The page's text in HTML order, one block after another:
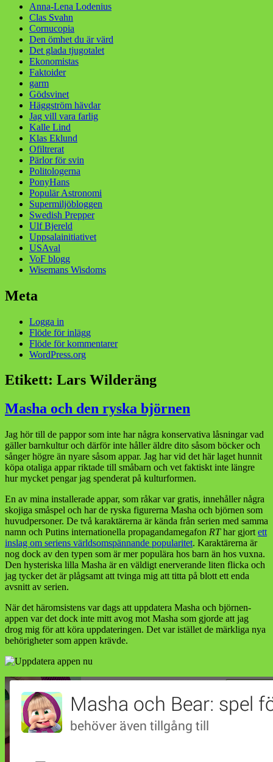
Anna-Lena Lodenius
Clas Svahn
Cornucopia
Den ömhet du är värd
Det glada tjugotalet
Ekonomistas
Faktoider
garm
Gödsvinet
Häggström hävdar
Jag vill vara farlig
Kalle Lind
Klas Eklund
Ofiltrerat
Pärlor för svin
Politologerna
PonyHans
Populär Astronomi
Supermiljöbloggen
Swedish Prepper
Ulf Bjereld
Uppsalainitiativet
USAval
VoF blogg
Wisemans Wisdoms
Meta
Logga in
Flöde för inlägg
Flöde för kommentarer
WordPress.org
Etikett: Lars Wilderäng
Masha och den ryska björnen
Jag hör till de pappor som inte har några konservativa låsningar vad
gäller barnkultur och därför inte håller äldre dito såsom böcker och
sånger högre än nyare såsom appar. Jag har vid det här laget hunnit
köpa otaliga appar riktade till småbarn och vet faktiskt inte längre
hur mycket pengar jag spenderat på kulturformen.
En av mina installerade appar, som råkar var gratis, innehåller några
skojiga småspel och har de ryska figurerna Masha och björnen som
huvudpersoner. De två karaktärerna är kända från serien med samma
namn och Putins internationella propagandamegafon RThar gjort ett
inslag om seriens världsomspännande popularitet. Karaktärerna är
nog dock av den typen som är mer populära hos barn än hos vuxna.
Den hysteriska lilla Masha är en väldigt enerverande liten flicka och
jag tycker det är plågsamt att tvinga mig att titta på blott ett enda
avsnitt av serien.
När det häromsistens var dags att uppdatera Masha och björnen-
appen var det dock inte mitt avog mot Masha som gjorde att jag
drog mig för att köra uppdateringen. Det var istället de märkliga nya
behörigheter som appen krävde.